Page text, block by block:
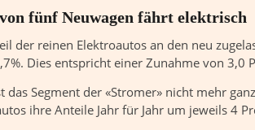
fünf Neuwagen fährt elektrisch
der reinen Elektroautos an den neu
Dies entspricht einer Zunahme von 3,0
das Segment der «Stromer» nicht mehr
ihre Anteile Jahr für Jahr um jeweils 4